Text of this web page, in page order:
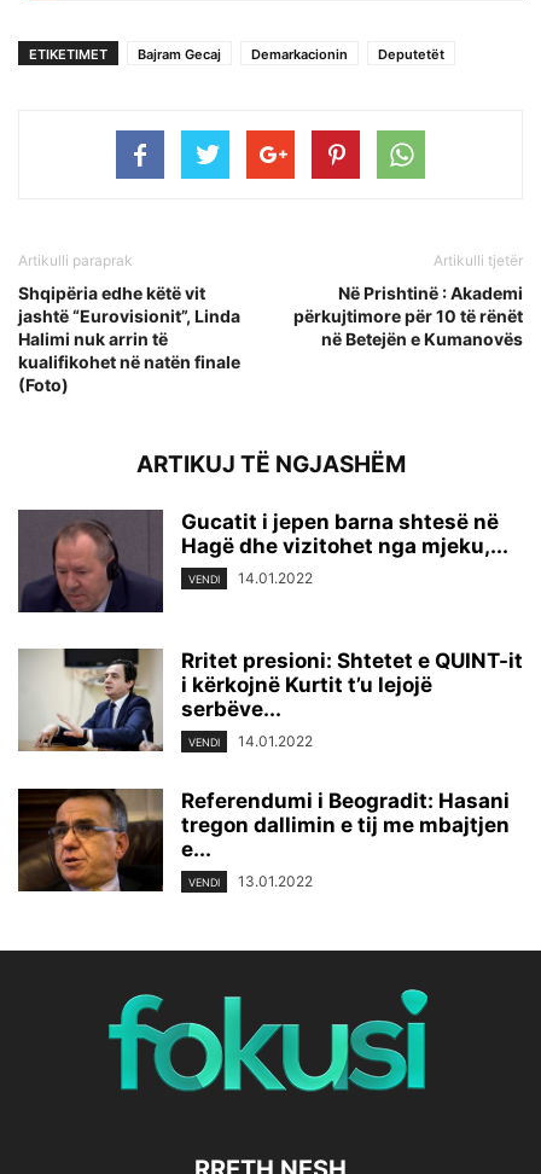
ETIKETIMET Bajram Gecaj Demarkacionin Deputetët
Artikulli paraprak
Shqipëria edhe këtë vit
jashtë “Eurovisionit”, Linda
Halimi nuk arrin të
kualifikohet në natën finale
(Foto)
Artikulli tjetër
Në Prishtinë : Akademi
përkujtimore për 10 të rënët
në Betejën e Kumanovës
ARTIKUJ TË NGJASHËM
Gucatit i jepen barna shtesë në
Hagë dhe vizitohet nga mjeku,...
VENDI 14.01.2022
Rritet presioni: Shtetet e QUINT-it
i kërkojnë Kurtit t’u lejojë
serbëve...
VENDI 14.01.2022
Referendumi i Beogradit: Hasani
tregon dallimin e tij me mbajtjen
e...
VENDI 13.01.2022